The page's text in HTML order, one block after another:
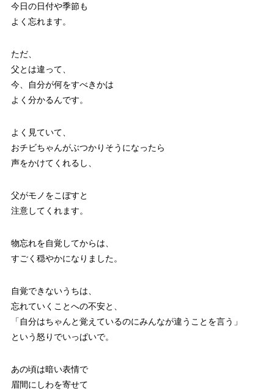
今日の日付や季節も
よく忘れます。
ただ、
父とは違って、
今、自分が何をすべきかは
よく分かるんです。
よく見ていて、
おチビちゃんがぶつかりそうになったら
声をかけてくれるし、
父がモノをこぼすと
注意してくれます。
物忘れを自覚してからは、
すごく穏やかになりました。
自覚できないうちは、
忘れていくことへの不安と、
「自分はちゃんと覚えているのにみんなが違うことを言う」
という怒りでいっぱいで。
あの頃は暗い表情で
眉間にしわを寄せて